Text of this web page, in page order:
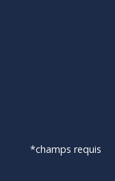
*champs requis